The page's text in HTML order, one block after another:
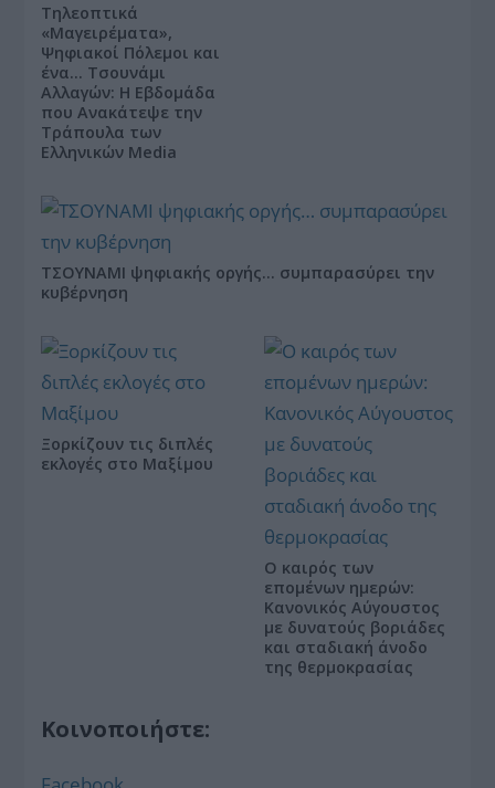
Τηλεοπτικά
«Μαγειρέματα»,
Ψηφιακοί Πόλεμοι και
ένα… Τσουνάμι
Αλλαγών: Η Εβδομάδα
που Ανακάτεψε την
Τράπουλα των
Ελληνικών Media
ΤΣΟΥΝΑΜΙ ψηφιακής οργής… συμπαρασύρει την
κυβέρνηση
Ξορκίζουν τις διπλές
εκλογές στο Μαξίμου
Ο καιρός των
επομένων ημερών:
Κανονικός Αύγουστος
με δυνατούς βοριάδες
και σταδιακή άνοδο
της θερμοκρασίας
Κοινοποιήστε: